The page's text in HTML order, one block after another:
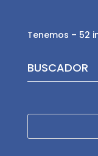
Tenemos – 52
BUSCADOR